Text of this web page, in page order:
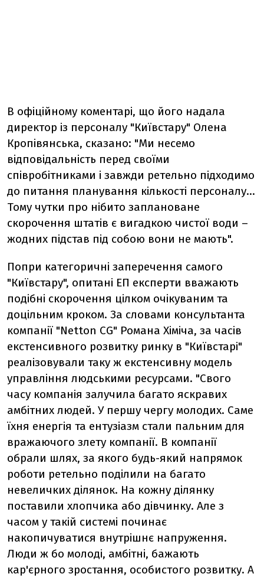
В офіційному коментарі, що його надала
директор із персоналу "Київстару" Олена
Кропівянська, сказано: "Ми несемо
відповідальність перед своїми
співробітниками і завжди ретельно підходимо
до питання планування кількості персоналу…
Тому чутки про нібито заплановане
скорочення штатів є вигадкою чистої води –
жодних підстав під собою вони не мають".
Попри категоричні заперечення самого
"Київстару", опитані ЕП експерти вважають
подібні скорочення цілком очікуваним та
доцільним кроком. За словами консультанта
компанії "Netton CG" Романа Хіміча, за часів
екстенсивного розвитку ринку в "Київстарі"
реалізовували таку ж екстенсивну модель
управління людськими ресурсами. "Свого
часу компанія залучила багато яскравих
амбітних людей. У першу чергу молодих. Саме
їхня енергія та ентузіазм стали пальним для
вражаючого злету компанії. В компанії
обрали шлях, за якого будь-який напрямок
роботи ретельно поділили на багато
невеличких ділянок. На кожну ділянку
поставили хлопчика або дівчинку. Але з
часом у такій системі починає
накопичуватися внутрішнє напруження.
Люди ж бо молоді, амбітні, бажають
кар'єрного зростання, особистого розвитку. А